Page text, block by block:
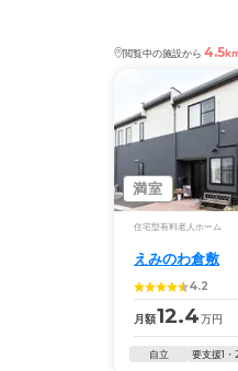
閲覧中の施設から 4.5
満室
住宅型有料老人ホーム
えみのわ倉敷
4.2
月額12.4万円
自立 要支援1・